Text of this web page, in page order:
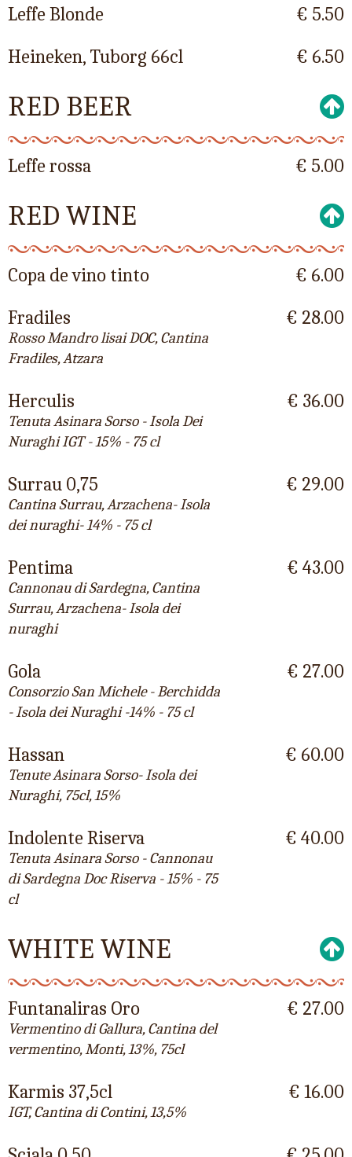
Leffe Blonde
€ 5.50
Heineken, Tuborg 66cl
€ 6.50
RED BEER
Leffe rossa € 5.00
RED WINE
Copa de vino tinto
€ 6.00
Fradiles
Rosso Mandro lisai DOC, Cantina
Fradiles, Atzara
€ 28.00
Herculis
Tenuta Asinara Sorso - Isola Dei
Nuraghi IGT - 15% - 75 cl
€ 36.00
Surrau 0,75
Cantina Surrau, Arzachena- Isola
dei nuraghi- 14% - 75 cl
€ 29.00
Pentima
Cannonau di Sardegna, Cantina
Surrau, Arzachena- Isola dei
nuraghi
€ 43.00
Gola
Consorzio San Michele - Berchidda
- Isola dei Nuraghi -14% - 75 cl
€ 27.00
Hassan
Tenute Asinara Sorso- Isola dei
Nuraghi, 75cl, 15%
€ 60.00
Indolente Riserva
Tenuta Asinara Sorso - Cannonau
di Sardegna Doc Riserva - 15% - 75
cl
€ 40.00
WHITE WINE
Funtanaliras Oro
Vermentino di Gallura, Cantina del
vermentino, Monti, 13%, 75cl
€ 27.00
Karmis 37,5cl
IGT, Cantina di Contini, 13,5%
€ 16.00